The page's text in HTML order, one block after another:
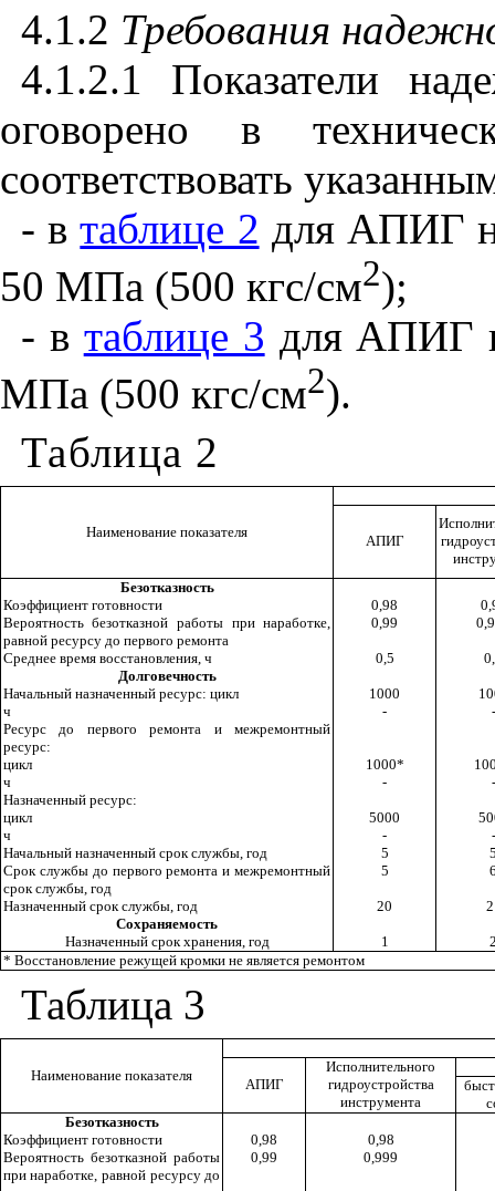
4.1.2 Требования
4.1.2.1 Показатели
оговорено в
соответствовать
- втаблице 2 для АПИГ
50 МПа (500 кгс/см2);
- в таблице 3 для АПИГ
МПа (500 кгс/см2).
Таблица 2
Наименование показателя
АПИГ
Безотказность
Коэффициент готовности
0,98
Вероятность безотказной работы при наработке,
равной ресурсу до первого ремонта
0,99
Среднее время восстановления, ч 0,5
Долговечность
Начальный назначенный ресурс: цикл
1000
ч
-
-
Ресурс до первого ремонта и межремонтный
ресурс:
цикл
1000*
ч
-
-
Назначенный ресурс:
цикл
5000
ч
-
-
Начальный назначенный срок службы, год
5
Срок службы до первого ремонта и межремонтный
срок службы, год
5
Назначенный срок службы, год 20
Сохраняемость
Назначенный срок хранения, год
1
* Восстановление режущей кромки не является ремонтом
Таблица 3
Наименование показателя
АПИГ
Исполнительного
гидроустройства
инструмента
Безотказность
Коэффициент готовности
0,98
0,98
Вероятность безотказной работы
при наработке, равной ресурсу до
0,99 0,999